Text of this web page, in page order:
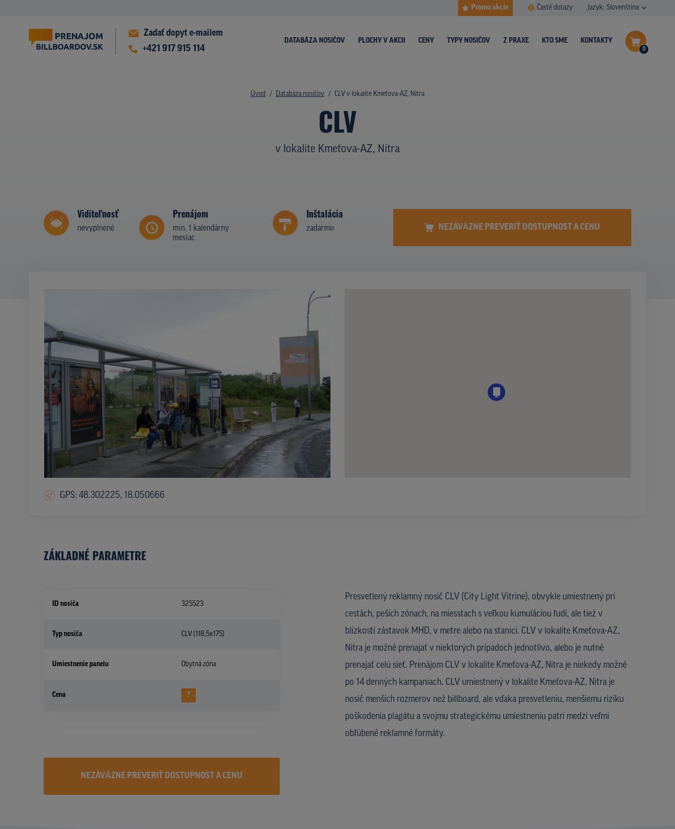
Promo akcie Časté dotazy Jazyk: Slovenština
Zadať dopyt e-mailem
+421 917 915 114
0
DATABÁZA NOSIČOV PLOCHY V AKCII CENY TYPY NOSIČOV Z PRAXE KTO SME KONTAKTY
Úvod Databáza nosičov CLV v lokalite Kmeťova-AZ, Nitra
CLV
v lokalite Kmeťova-AZ, Nitra
Viditeľnosť
nevyplnené
Prenájom
min. 1 kalendárny
mesiac
Inštalácia
zadarmo NEZÁVÄZNE PREVERIŤ DOSTUPNOST A CENU
GPS: 48.302225, 18.050666
ZÁKLADNÉ PARAMETRE
ID nosiča 325523
Typ nosiča CLV (118,5x175)
Umiestnenie panelu Obytná zóna
Cena ?
Presvetlený reklamný nosič CLV (City Light Vitrine), obvykle umiestnený pri
cestách, peších zónach, na miesstach s veľkou kumuláciou ľudí, ale tiež v
blízkosti zástavok MHD, v metre alebo na stanici. CLV v lokalite Kmeťova-AZ,
Nitra je možné prenajať v niektorých prípadoch jednotlivo, alebo je nutné
prenajať celú sieť. Prenájom CLV v lokalite Kmeťova-AZ, Nitra je niekedy možné
po 14 denných kampaniach. CLV umiestnený v lokalite Kmeťova-AZ, Nitra je
nosič menších rozmerov než billboard, ale vďaka presvetleniu, menšiemu riziku
poškodenia plagátu a svojmu strategickému umiestneniu patrí medzi veľmi
obľúbené reklamné formáty.
NEZÁVÄZNE PREVERIŤ DOSTUPNOST A CENU